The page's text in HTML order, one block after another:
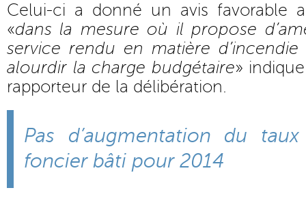
Celui-ci a donné un avis favorable
«dans la mesure où il propose
service rendu en matière
alourdir la charge budgétaire»
rapporteur de la délibération.
Pas d’augmentation du
foncier bâti pour 2014